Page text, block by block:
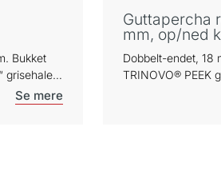
Bukket
grisehale”
til
Guttapercha
mm, op/ned
Dobbelt-endet, 18
TRINOVO® PEEK